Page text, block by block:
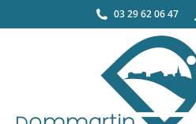
03 29 62 06 47